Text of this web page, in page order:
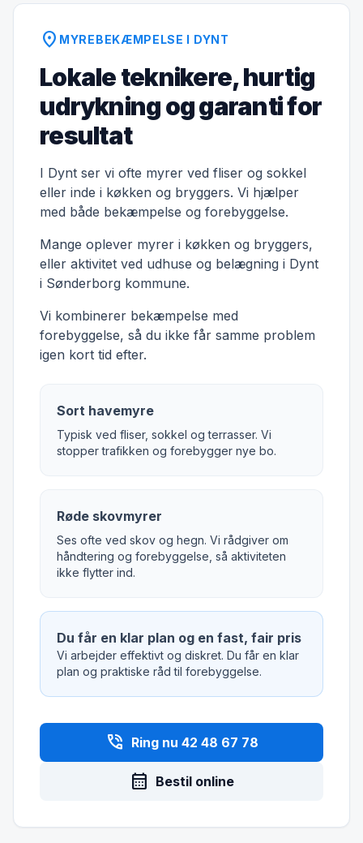
location_on MYREBEKÆMPELSE I DYNT
Lokale teknikere, hurtig
udrykning og garanti for
resultat
I Dynt ser vi ofte myrer ved fliser og sokkel
eller inde i køkken og bryggers. Vi hjælper
med både bekæmpelse og forebyggelse.
Mange oplever myrer i køkken og bryggers,
eller aktivitet ved udhuse og belægning i Dynt
i Sønderborg kommune.
Vi kombinerer bekæmpelse med
forebyggelse, så du ikke får samme problem
igen kort tid efter.
Sort havemyre
Typisk ved fliser, sokkel og terrasser. Vi
stopper trafikken og forebygger nye bo.
Røde skovmyrer
Ses ofte ved skov og hegn. Vi rådgiver om
håndtering og forebyggelse, så aktiviteten
ikke flytter ind.
Du får en klar plan og en fast, fair pris
Vi arbejder effektivt og diskret. Du får en klar
plan og praktiske råd til forebyggelse.
phone_in_talk Ring nu 42 48 67 78
calendar_month Bestil online